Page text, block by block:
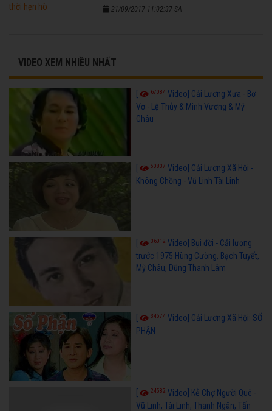
21/09/2017 11:02:37 SA
VIDEO XEM NHIỀU NHẤT
[ 67084 Video] Cải Lương Xưa - Bơ
Vơ - Lệ Thủy & Minh Vương & Mỹ
Châu
50837 Video] Cải Lương Xã Hội -
Không Chồng - Vũ Linh Tài Linh
36012 Video] Bụi đời - Cải lương
trước 1975 Hùng Cường, Bạch Tuyết,
Mỹ Châu, Dũng Thanh Lâm
34574 Video] Cải Lương Xã Hội: SỐ
PHẬN
24582 Video] Kẻ Chợ Người Quê -
Vũ Linh, Tài Linh, Thanh Ngân, Tấn